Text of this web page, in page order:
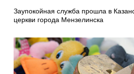
Заупокойная служба прошла в
церкви города Мензелинска